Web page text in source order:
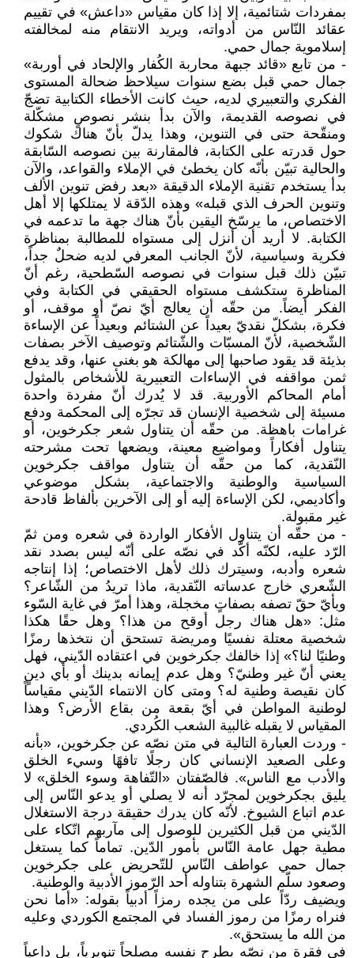
بمفردات شتائمية، إلا إذا كان مقياس «داعش» في تقييم
عقائد النّاس من أدواته، ويريد الانتقام منه لمخالفته
إسلاموية جمال حمي.
- من تابع «قائد جبهة محاربة الكُفار والإلحاد في أوربة»
جمال حمي قبل بضع سنوات سيلاحظ ضحالة المستوى
الفكري والتعبيري لديه، حيث كانت الأخطاء الكتابية تضجّ
في نصوصه القديمة، والآن بدأ بنشر نصوصٍ مشكّلة
ومنقّحة حتى في التنوين، وهذا يدلّ بأنّ هناك شكوك
حول قدرته على الكتابة، فالمقارنة بين نصوصه السّابقة
والحالية تبيّن بأنّه كان يخطئ في الإملاء والقواعد، والآن
بدأ يستخدم تقنية الإملاء الدقيقة «بعد رفض تنوين الألف
وتنوين الحرف الذي قبله» وهذه الدّقة لا يمتلكها إلا أهل
الاختصاص، ما يرسّخ اليقين بأنّ هناك جهة ما تدعمه في
الكتابة. لا أريد أن أنزل إلى مستواه للمطالبة بمناظرة
فكرية وسياسية، لأنّ الجانب المعرفي لديه ضحلٌ جداً،
تبيّن ذلك قبل سنوات في نصوصه السّطحية، رغم أنّ
المناظرة ستكشف مستواه الحقيقي في الكتابة وفي
الفكر أيضاً. من حقّه أن يعالج أيّ نصّ أو موقف، أو
فكرة، بشكلّ نقديّ بعيداً عن الشتائم وبعيداً عن الإساءة
الشّخصية، لأنّ المسبّات والشّتائم وتوصيف الآخر بصفات
بذيئة قد يقود صاحبها إلى مهالكة هو بغنى عنها، وقد يدفع
ثمن مواقفه في الإساءات التعبيرية للأشخاص بالمثول
أمام المحاكم الأوربية. قد لا يُدرك أنّ مفردة واحدة
مسيئة إلى شخصية الإنسان قد تجرّه إلى المحكمة ودفع
غرامات باهظة. من حقّه أن يتناول شعر جكرخوين، أو
يتناول أفكاراً ومواضيع معينة، ويضعها تحت مشرحته
النّقدية، كما من حقّه أن يتناول مواقف جكرخوين
السياسية والوطنية والاجتماعية، بشكل موضوعي
وأكاديمي، لكن الإساءة إليه أو إلى الآخرين بألفاظ قادحة
غير مقبولة.
- من حقّه أن يتناول الأفكار الواردة في شعره ومن ثمّ
الرّد عليه، لكنّه أكّد في نصّه على أنّه ليس بصدد نقد
شعره وأدبه، وسيترك ذلك لأهل الاختصاص؛ إذا إنتاجه
الشّعري خارج عدساته النّقدية، ماذا تريدُ من الشّاعر؟
وبأيّ حقّ تصفه بصفاتٍ مخجلة، وهذا أمرّ في غاية السّوء
مثل: «هل هناك رجل أوقح من هذا؟ وهل حقًا هكذا
شخصية معتلة نفسيًا ومريضة تستحق أن نتخذها رمزًا
وطنيًا لنا؟» إذا خالفك جكرخوين في اعتقاده الدّيني، فهل
يعني أنّ غير وطنيّ؟ وهل عدم إيمانه بدينك أو بأي دينٍ
كان نقيصة وطنية له؟ ومتى كان الانتماء الدّيني مقياساً
لوطنية المواطن في أيّ بقعة من بقاع الأرض؟ وهذا
المقياس لا يقبله غالبية الشعب الكُردي.
- وردت العبارة التالية في متن نصّه عن جكرخوين، «بأنه
وعلى الصعيد الإنساني كان رجلًا تافهًا وسيء الخلق
والأدب مع الناس». فالصّفتان «التّفاهة وسوء الخلق» لا
يليق بجكرخوين لمجرّد أنه لا يصلي أو يدعو النّاس إلى
عدم اتباع الشيوخ. لأنّه كان يدرك حقيقة درجة الاستغلال
الدّيني من قبل الكثيرين للوصول إلى مآربهم اتّكاء على
مطية جهل عامة النّاس بأمور الدّين. تماماً كما يستغل
جمال حمي عواطف النّاس للتّحريض على جكرخوين
وصعود سلّم الشهرة بتناوله أحد الرّموز الأدبية والوطنية.
ويضيف ردّاً على من يجده رمزاً أدبياً بقوله: «أما نحن
فنراه رمزًا من رموز الفساد في المجتمع الكوردي وعليه
من الله ما يستحق».
في فقرة من نصّه يطرح نفسه مصلحاً تنويرياً، بل داعياً